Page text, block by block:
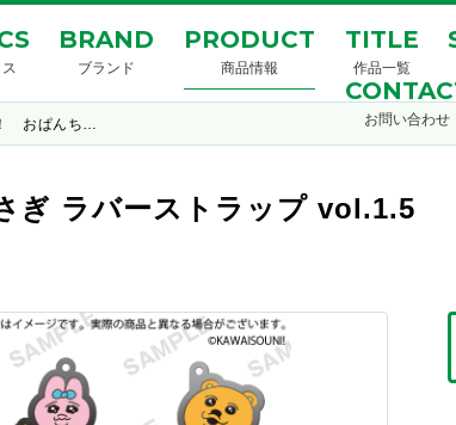
BRAND
ブランド
PRODUCT
商品情報
TITLE
作品一覧
お問い合わせ
おぱんち…
ぎ ラバーストラップ vol.1.5